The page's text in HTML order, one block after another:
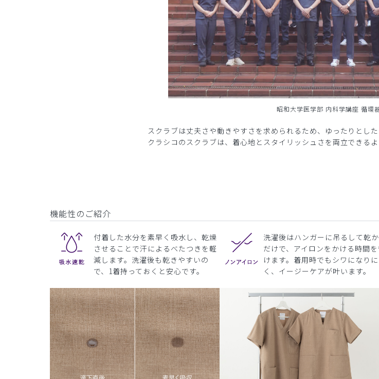
昭和大学医学部 内科学講座 循環
スクラブは丈夫さや動きやすさを求められるため、ゆったりとし
クラシコのスクラブは、着心地とスタイリッシュさを両立できる
機能性のご紹介
付着した水分を素早く吸水し、乾燥
させることで汗によるべたつきを軽
減します。洗濯後も乾きやすいの
で、1着持っておくと安心です。
洗濯後はハンガーに吊るして乾
だけで、アイロンをかける時間を
けます。着用時でもシワになりに
く、イージーケアが叶います。